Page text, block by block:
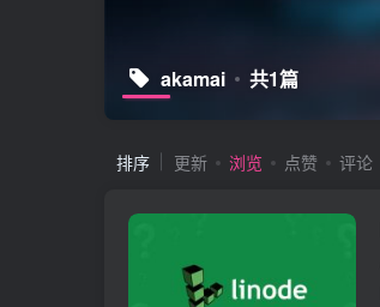
akamai 共1篇
排序 更新 浏览 点赞 评论